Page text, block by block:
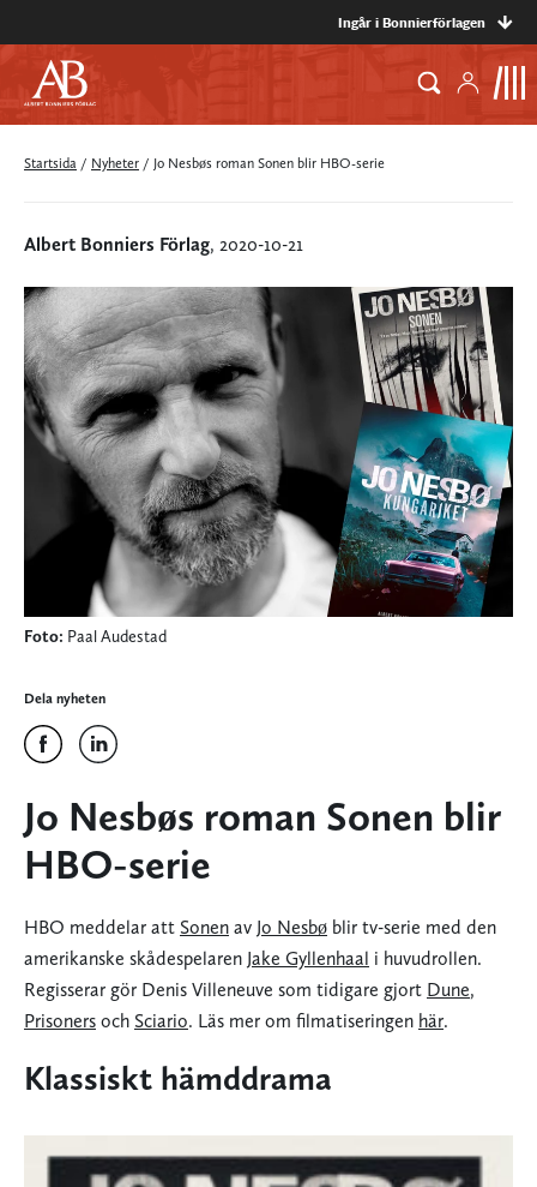
Ingår i Bonnierförlagen
Startsida / Nyheter / Jo Nesbøs roman Sonen blir HBO-serie
Albert Bonniers Förlag, 2020-10-21
Foto: Paal Audestad
Dela nyheten
Jo Nesbøs roman Sonen blir
HBO-serie
HBO meddelar att Sonen av Jo Nesbø blir tv-serie med den
amerikanske skådespelaren Jake Gyllenhaal i huvudrollen.
Regisserar gör Denis Villeneuve som tidigare gjort Dune,
Prisoners och Sciario. Läs mer om filmatiseringen här.
Klassiskt hämddrama